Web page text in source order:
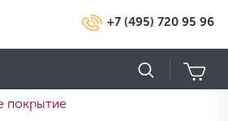
+7 (495) 720 95 96
покрытие